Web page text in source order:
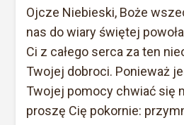
Ojcze Niebieski, Boże
nas do wiary świętej
Ci z całego serca za ten
Twojej dobroci. Ponieważ
Twojej pomocy chwiać się
proszę Cię pokornie: